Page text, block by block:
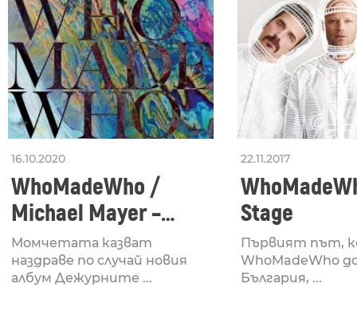
16.10.2020
WhoMadeWho /
Michael Mayer –
Hamstring
Момчетата казват
наздраве по случай новия
албум Дежурните ...
22.11.2017
Stage
Първият път,
WhoMadeWho
България, ...